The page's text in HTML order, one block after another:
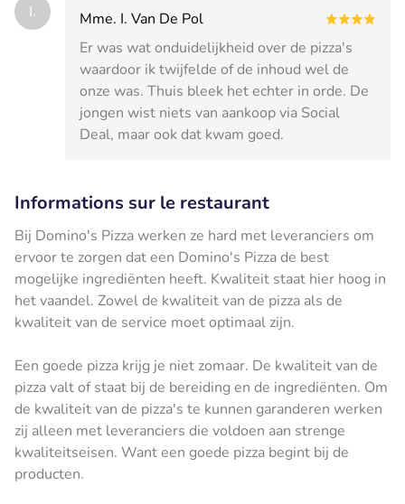
I.
Mme. I. Van De Pol
Er was wat onduidelijkheid over de pizza's
waardoor ik twijfelde of de inhoud wel de
onze was. Thuis bleek het echter in orde. De
jongen wist niets van aankoop via Social
Deal, maar ook dat kwam goed.
Informations sur le restaurant
Bij Domino's Pizza werken ze hard met leveranciers om
ervoor te zorgen dat een Domino's Pizza de best
mogelijke ingrediënten heeft. Kwaliteit staat hier hoog in
het vaandel. Zowel de kwaliteit van de pizza als de
kwaliteit van de service moet optimaal zijn.
Een goede pizza krijg je niet zomaar. De kwaliteit van de
pizza valt of staat bij de bereiding en de ingrediënten. Om
de kwaliteit van de pizza's te kunnen garanderen werken
zij alleen met leveranciers die voldoen aan strenge
kwaliteitseisen. Want een goede pizza begint bij de
producten.